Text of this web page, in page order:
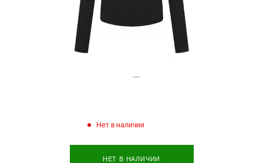
Нет в наличии
НЕТ В НАЛИЧИИ